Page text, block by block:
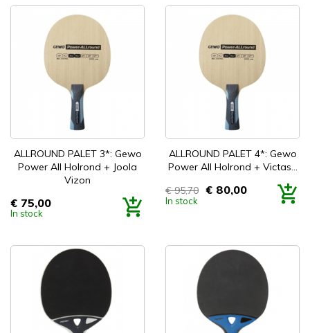
ALLROUND PALET 3*: Gewo
Power All Holrond + Joola
Vizon
Prijs
€ 75,00
In stock
ALLROUND PALET 4*: Gewo
Power All Holrond + Victas...
Prijs
€ 95,70 € 80,00
In stock